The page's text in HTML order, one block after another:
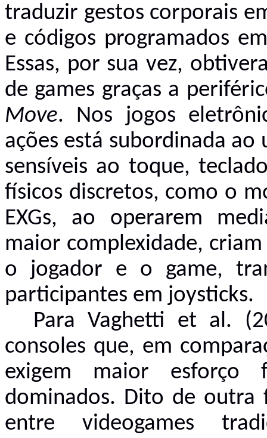
traduzir gestos corporais
e códigos programados
Essas, por sua vez,
de games graças a
Move. Nos jogos
ações está subordinada ao
sensíveis ao toque,
físicos discretos, como o
EXGs, ao operarem
maior complexidade,
o jogador e o game,
participantes em joysticks.
Para Vaghetti et al.
consoles que, em
exigem maior esforço
dominados. Dito de
entre videogames